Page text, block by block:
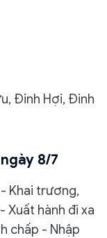
Đinh Hợi, Đinh
8/7
Khai trương,
Xuất hành đi xa
chấp - Nhập